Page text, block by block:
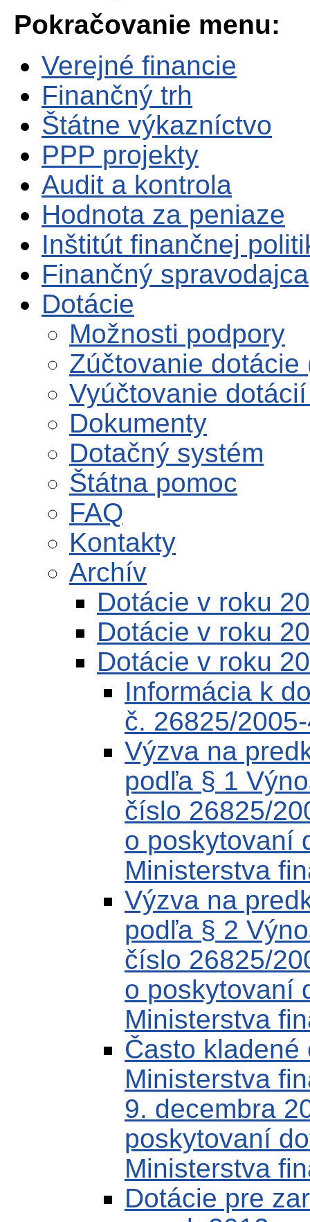
Pokračovanie menu:
Verejné financie
Finančný trh
Štátne výkazníctvo
PPP projekty
Audit a kontrola
Hodnota za peniaze
Inštitút finančnej
Finančný spravodajca
Dotácie
Možnosti podpory
Zúčtovanie dotácie
Vyúčtovanie
Dokumenty
Dotačný systém
Štátna pomoc
FAQ
Kontakty
Archív
Dotácie v roku
Dotácie v roku
Dotácie v roku
Informácia k
č. 26825/
Výzva na
podľa § 1
číslo 26825/
o poskytovaní
Ministerstva
Výzva na
podľa § 2
číslo 26825/
o poskytovaní
Ministerstva
Často
Ministerstva
9. decembra
poskytovaní
Ministerstva
Dotácie pre